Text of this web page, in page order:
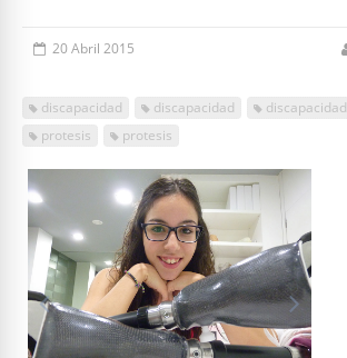
20 Abril 2015
discapacidad discapacidad discapacidad
protesis
protesis